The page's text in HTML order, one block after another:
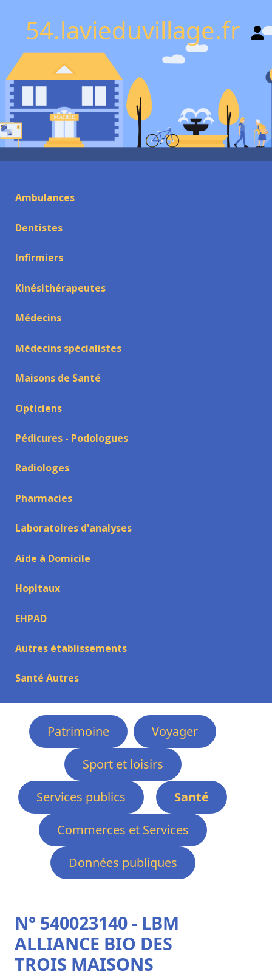
54.lavieduvillage.fr
Ambulances
Dentistes
Infirmiers
Kinésithérapeutes
Médecins
Médecins spécialistes
Maisons de Santé
Opticiens
Pédicures - Podologues
Radiologes
Pharmacies
Laboratoires d'analyses
Aide à Domicile
Hopitaux
EHPAD
Autres établissements
Santé Autres
Patrimoine
Voyager
Sport et loisirs
Services publics
Santé
Commerces et Services
Données publiques
N° 540023140 - LBM
ALLIANCE BIO DES
TROIS MAISONS